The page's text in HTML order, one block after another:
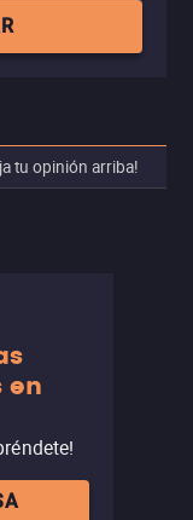
tu opinión arriba!
en